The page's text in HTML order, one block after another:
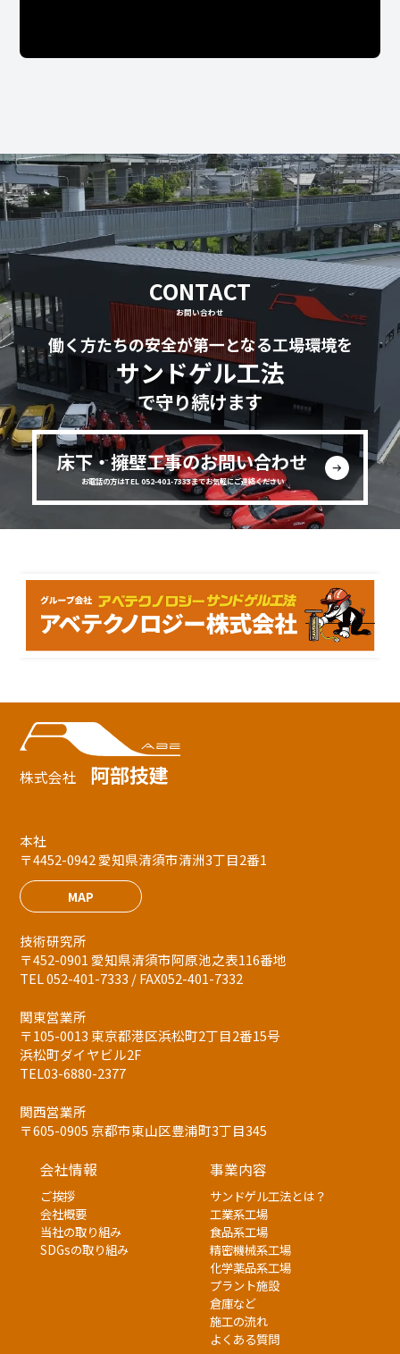
CONTACT
お問い合わせ
働く方たちの安全が第一となる工場環境を
サンドゲル工法
で守り続けます
床下・擁壁工事のお問い合わせ
お電話の方はTEL 052-401-7333までお気軽にご連絡ください
株式会社 阿部技建
本社
〒4452-0942 愛知県清須市清洲3丁目2番1
MAP
技術研究所
〒452-0901 愛知県清須市阿原池之表116番地
TEL 052-401-7333 / FAX052-401-7332
関東営業所
〒105-0013 東京都港区浜松町2丁目2番15号
浜松町ダイヤビル2F
TEL03-6880-2377
関西営業所
〒605-0905 京都市東山区豊浦町3丁目345
会社情報
ご挨拶
会社概要
当社の取り組み
SDGsの取り組み
事業内容
サンドゲル工法とは？
工業系工場
食品系工場
精密機械系工場
化学薬品系工場
プラント施設
倉庫など
施工の流れ
よくある質問